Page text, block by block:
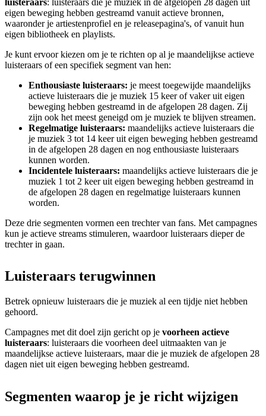
eigen beweging hebben gestreamd vanuit actieve bronnen,
waaronder je artiestenprofiel en je releasepagina's, of vanuit hun
eigen bibliotheek en playlists.
Je kunt ervoor kiezen om je te richten op al je maandelijkse actieve
luisteraars of een specifiek segment van hen:
Enthousiaste luisteraars: je meest toegewijde maandelijks
actieve luisteraars die je muziek 15 keer of vaker uit eigen
beweging hebben gestreamd in de afgelopen 28 dagen. Zij
zijn ook het meest geneigd om je muziek te blijven streamen.
Regelmatige luisteraars: maandelijks actieve luisteraars die
je muziek 3 tot 14 keer uit eigen beweging hebben gestreamd
in de afgelopen 28 dagen en nog enthousiaste luisteraars
kunnen worden.
Incidentele luisteraars: maandelijks actieve luisteraars die je
muziek 1 tot 2 keer uit eigen beweging hebben gestreamd in
de afgelopen 28 dagen en regelmatige luisteraars kunnen
worden.
Deze drie segmenten vormen een trechter van fans. Met campagnes
kun je actieve streams stimuleren, waardoor luisteraars dieper de
trechter in gaan.
Luisteraars terugwinnen
Betrek opnieuw luisteraars die je muziek al een tijdje niet hebben
gehoord.
Campagnes met dit doel zijn gericht op je voorheen actieve
luisteraars: luisteraars die voorheen deel uitmaakten van je
maandelijkse actieve luisteraars, maar die je muziek de afgelopen 28
dagen niet uit eigen beweging hebben gestreamd.
Segmenten waarop je je richt wijzigen